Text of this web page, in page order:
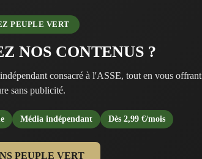
PEUPLE VERT
NOS CONTENUS ?
consacré à l'ASSE, tout en vous offrant
sans publicité.
Média indépendant Dès 2,99 €/mois
PEUPLE VERT